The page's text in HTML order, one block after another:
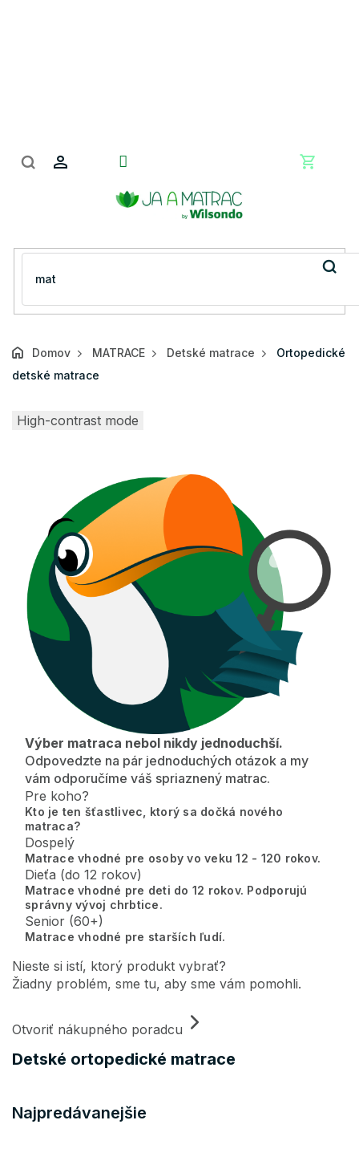
Domov MATRACE Detské matrace
Ortopedické
detské matrace
Detské ortopedické matrace
High-contrast mode
Výber matraca nebol nikdy jednoduchší.
Odpovedzte na pár jednoduchých otázok a my
vám odporučíme váš spriaznený matrac.
Pre koho?
Kto je ten šťastlivec, ktorý sa dočká nového
matraca?
Dospelý
Matrace vhodné pre osoby vo veku 12 - 120 rokov.
Dieťa (do 12 rokov)
Matrace vhodné pre deti do 12 rokov. Podporujú
správny vývoj chrbtice.
Senior (60+)
Matrace vhodné pre starších ľudí.
Nieste si istí, ktorý produkt vybrať?
Žiadny problém, sme tu, aby sme vám pomohli.
Otvoriť nákupného poradcu
Najpredávanejšie